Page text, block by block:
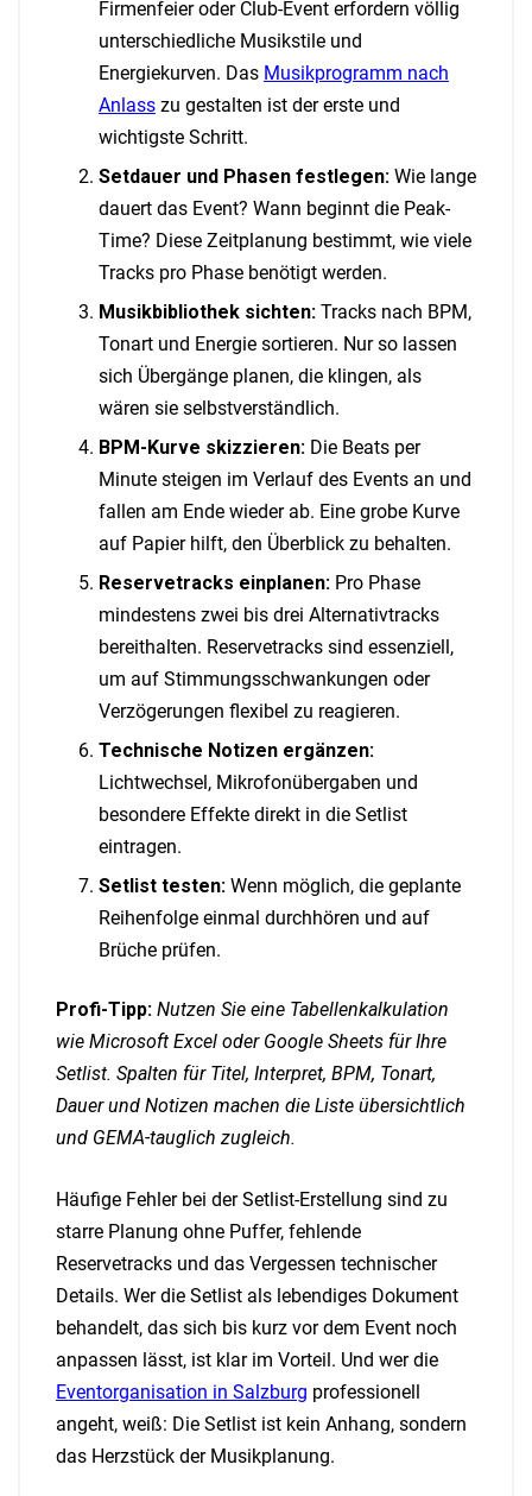
Firmenfeier oder Club-Event erfordern völlig
unterschiedliche Musikstile und
Energiekurven. Das Musikprogramm nach
Anlass zu gestalten ist der erste und
wichtigste Schritt.
Setdauer und Phasen festlegen: Wie lange
dauert das Event? Wann beginnt die Peak-
Time? Diese Zeitplanung bestimmt, wie viele
Tracks pro Phase benötigt werden.
Musikbibliothek sichten: Tracks nach BPM,
Tonart und Energie sortieren. Nur so lassen
sich Übergänge planen, die klingen, als
wären sie selbstverständlich.
BPM-Kurve skizzieren: Die Beats per
Minute steigen im Verlauf des Events an und
fallen am Ende wieder ab. Eine grobe Kurve
auf Papier hilft, den Überblick zu behalten.
Reservetracks einplanen: Pro Phase
mindestens zwei bis drei Alternativtracks
bereithalten. Reservetracks sind essenziell,
um auf Stimmungsschwankungen oder
Verzögerungen flexibel zu reagieren.
Technische Notizen ergänzen:
Lichtwechsel, Mikrofonübergaben und
besondere Effekte direkt in die Setlist
eintragen.
Setlist testen: Wenn möglich, die geplante
Reihenfolge einmal durchhören und auf
Brüche prüfen.
Profi-Tipp: Nutzen Sie eine Tabellenkalkulation
wie Microsoft Excel oder Google Sheets für Ihre
Setlist. Spalten für Titel, Interpret, BPM, Tonart,
Dauer und Notizen machen die Liste übersichtlich
und GEMA-tauglich zugleich.
Häufige Fehler bei der Setlist-Erstellung sind zu
starre Planung ohne Puffer, fehlende
Reservetracks und das Vergessen technischer
Details. Wer die Setlist als lebendiges Dokument
behandelt, das sich bis kurz vor dem Event noch
anpassen lässt, ist klar im Vorteil. Und wer die
Eventorganisation in Salzburg professionell
angeht, weiß: Die Setlist ist kein Anhang, sondern
das Herzstück der Musikplanung.